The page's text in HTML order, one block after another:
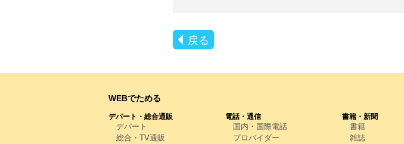
戻る
WEBでためる
デパート・総合通販
デパート
総合・TV通販
電話・通信
国内・国際電話
プロバイダー
書籍・新聞
書籍
雑誌